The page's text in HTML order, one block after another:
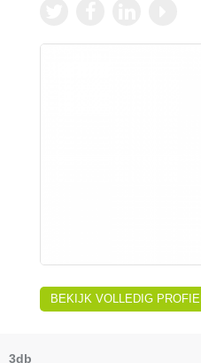
BEKIJK VOLLEDIG PROFIEL
3db